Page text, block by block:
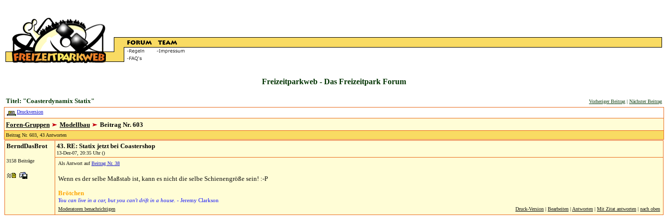
Freizeitparkweb - Das Freizeitpark Forum
Titel: "Coasterdynamix Statix" Vorheriger Beitrag | Nächster Beitrag
Druckversion
Foren-Gruppen Modellbau Beitrag Nr. 603
Beitrag Nr. 603, 43 Antworten
BerndDasBrot
3158 Beiträge
43. RE: Statix jetzt bei Coastershop
13-Dez-07, 20:35 Uhr ()
Als Antwort aufBeitrag Nr. 38
Wenn es der selbe Maßstab ist, kann es nicht die selbe Schienengröße sein! :-P
Brötchen
You can live in a car, but you can't drift in a house. - Jeremy Clarkson
Moderatoren benachrichtigen Druck-Version | Bearbeiten | Antworten | Mit Zitat antworten | nach oben